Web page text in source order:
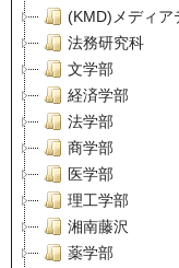
(KMD)メディア
法務研究科
文学部
経済学部
法学部
商学部
医学部
理工学部
湘南藤沢
薬学部